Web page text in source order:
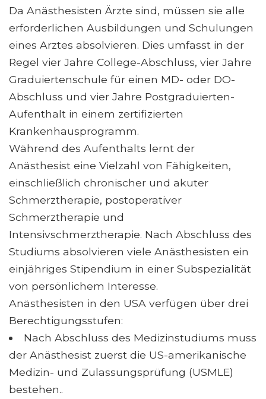
Da Anästhesisten Ärzte sind, müssen sie alle
erforderlichen Ausbildungen und Schulungen
eines Arztes absolvieren. Dies umfasst in der
Regel vier Jahre College-Abschluss, vier Jahre
Graduiertenschule für einen MD- oder DO-
Abschluss und vier Jahre Postgraduierten-
Aufenthalt in einem zertifizierten
Krankenhausprogramm.
Während des Aufenthalts lernt der
Anästhesist eine Vielzahl von Fähigkeiten,
einschließlich chronischer und akuter
Schmerztherapie, postoperativer
Schmerztherapie und
Intensivschmerztherapie. Nach Abschluss des
Studiums absolvieren viele Anästhesisten ein
einjähriges Stipendium in einer Subspezialität
von persönlichem Interesse.
Anästhesisten in den USA verfügen über drei
Berechtigungsstufen:
Nach Abschluss des Medizinstudiums muss
der Anästhesist zuerst die US-amerikanische
Medizin- und Zulassungsprüfung (USMLE)
bestehen..